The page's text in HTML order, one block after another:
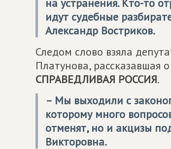
на устранения. Кто-то
идут судебные
Александр Востриков.
Следом слово взяла
Платунова, рассказавшая
СПРАВЕДЛИВАЯ РОССИЯ.
– Мы выходили с
которому много
отменят, но и акцизы
Викторовна.